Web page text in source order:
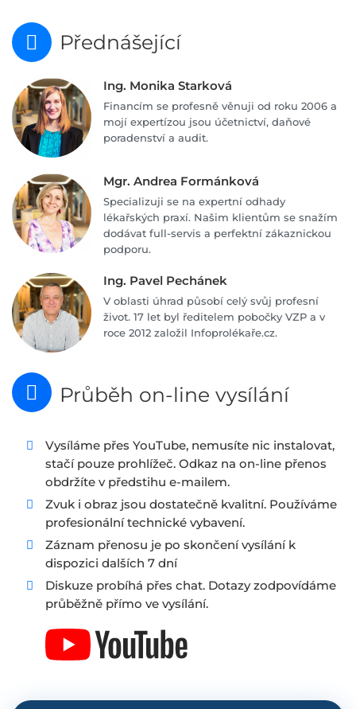
Přednášející
Ing. Monika Starková
Financím se profesně věnuji od roku 2006 a
mojí expertízou jsou účetnictví, daňové
poradenství a audit.
Mgr. Andrea Formánková
Specializuji se na expertní odhady
lékařských praxí. Našim klientům se snažím
dodávat full-servis a perfektní zákaznickou
podporu.
Ing. Pavel Pechánek
V oblasti úhrad působí celý svůj profesní
život. 17 let byl ředitelem pobočky VZP a v
roce 2012 založil Infoprolékaře.cz.
Průběh on-line vysílání
Vysíláme přes YouTube, nemusíte nic instalovat,
stačí pouze prohlížeč. Odkaz na on-line přenos
obdržíte v předstihu e-mailem.
Zvuk i obraz jsou dostatečně kvalitní. Používáme
profesionální technické vybavení.
Záznam přenosu je po skončení vysílání k
dispozici dalších 7 dní
Diskuze probíhá přes chat. Dotazy zodpovídáme
průběžně přímo ve vysílání.